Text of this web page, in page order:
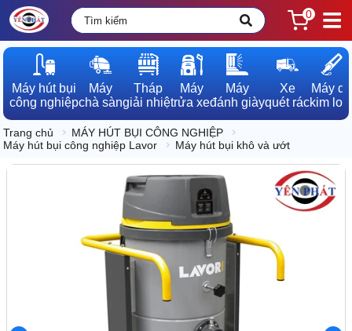
0
Máy hút bụi
công nghiệp
Máy
chà sàn
Tháp
giải nhiệt
Máy
rửa xe
Máy
đánh giày
Xe
quét rác
Máy dò
kim loại
Trang chủ
MÁY HÚT BỤI CÔNG NGHIỆP
Máy hút bụi công nghiệp Lavor
Máy hút bụi khô và ướt